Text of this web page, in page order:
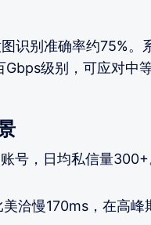
识别准确率约75%。
级别，可应对中等
号，日均私信量300+
洽慢170ms，在高